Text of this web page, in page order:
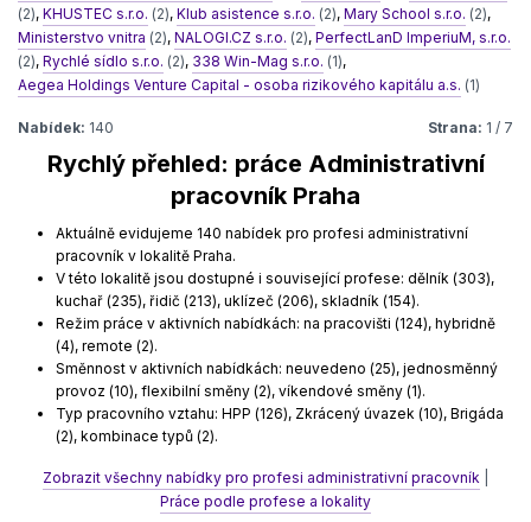
(2), KHUSTEC s.r.o. (2), Klub asistence s.r.o. (2), Mary School s.r.o. (2),
Ministerstvo vnitra (2), NALOGI.CZ s.r.o. (2), PerfectLanD ImperiuM, s.r.o.
(2), Rychlé sídlo s.r.o. (2), 338 Win-Mag s.r.o. (1),
Aegea Holdings Venture Capital - osoba rizikového kapitálu a.s. (1)
Nabídek: 140 Strana: 1 / 7
Rychlý přehled: práce Administrativní
pracovník Praha
Aktuálně evidujeme 140 nabídek pro profesi administrativní
pracovník v lokalitě Praha.
V této lokalitě jsou dostupné i související profese: dělník (303),
kuchař (235), řidič (213), uklízeč (206), skladník (154).
Režim práce v aktivních nabídkách: na pracovišti (124), hybridně
(4), remote (2).
Směnnost v aktivních nabídkách: neuvedeno (25), jednosměnný
provoz (10), flexibilní směny (2), víkendové směny (1).
Typ pracovního vztahu: HPP (126), Zkrácený úvazek (10), Brigáda
(2), kombinace typů (2).
Zobrazit všechny nabídky pro profesi administrativní pracovník
Práce podle profese a lokality